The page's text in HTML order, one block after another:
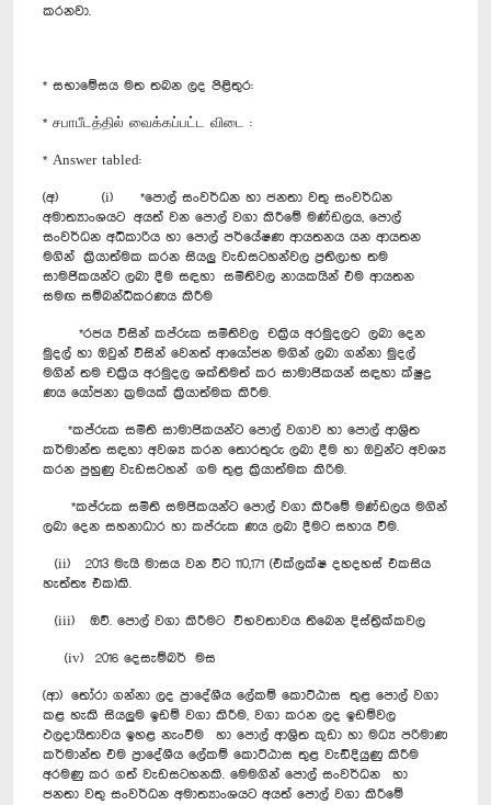
කරනවා.
* සභාමේසය මත තබන ලද පිළිතුර:
* சபாபீடத்தில் வைக்கப்பட்ட விடை :
* Answer tabled:
(අ) (i) *පොල් සංවර්ධන හා ජනතා වතු සංවර්ධන
අමාත්‍යාංශයට අයත් වන පොල් වගා කිරීමේ මණ්ඩලය, පොල්
සංවර්ධන අධිකාරිය හා පොල් පර්යේෂණ ආයතනය යන ආයතන
මගින් ක්‍රියාත්මක කරන සියලු වැඩසටහන්වල ප්‍රතිලාභ තම
සාමජිකයන්ට ලබා දීම සඳහා සමිතිවල නායකයින් එම ආයතන
සමඟ සම්බන්ධීකරණය කිරීම
*රජය විසින් කප්රුක සමිතිවල චක්‍රිය අරමුදලට ලබා දෙන
මුදල් හා ඔවුන් විසින් වෙනත් ආයෝජන මගින් ලබා ගන්නා මුදල්
මගින් තම චක්‍රිය අරමුදල ශක්තිමත් කර සාමාජිකයන් සඳහා ක්ෂුද්‍ර
ණය යෝජනා ක්‍රමයක් ක්‍රියාත්මක කිරීම.
*කප්රුක සමිති සාමාජිකයන්ට පොල් වගාව හා පොල් ආශ්‍රිත
කර්මාන්ත සඳහා අවශ්‍ය කරන තොරතුරු ලබා දීම හා ඔවුන්ට අවශ්‍ය
කරන පුහුණු වැඩසටහන් ගම තුළ ක්‍රියාත්මක කිරිම.
*කප්රුක සමිති සමජිකයන්ට පොල් වගා කිරීමේ මණ්ඩලය මගින්
ලබා දෙන සහනාධාර හා කප්රුක ණය ලබා දීමට සහාය වීම.
(ii) 2013 මැයි මාසය වන විට 110,171 (එක්ලක්ෂ දහදහස් එකසිය
හැත්තෑ එක)කි.
(iii) ඔව්. පොල් වගා කිරීමට විභවතාවය තිබෙන දිස්ත්‍රික්කවල
(iv) 2016 දෙසැම්බර් මස
(ආ) තෝරා ගන්නා ලද ප්‍රාදේශීය ලේකම් කොට්ඨාස තුළ පොල් වගා
කළ හැකි සියලුම ඉඩම් වගා කිරීම, වගා කරන ලද ඉඩ‍ම්වල
ඵලදායිතාවය ඉහළ නැංවීම හා පොල් ‍ආශ්‍රිත කුඩා හා මධ්‍ය පරිමාණ
කර්මාන්ත එම ප්‍රාදේශීය ලේකම් කොට්ඨාස තුළ වැඩිදියුණු කිරීම
අරමණු කර ගත් වැඩසටහනකි. මෙමගින් පොල් සංවර්ධන හා
ජනතා වතු සංවර්ධන අමාත්‍යාංශයට අයත් පොල් වගා කිරීමේ